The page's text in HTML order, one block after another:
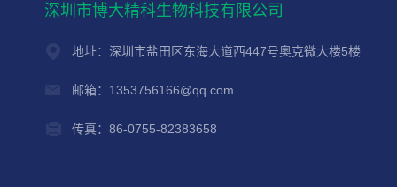
深圳市博大精科生物科技有限公司
地址：深圳市盐田区东海大道西447号奥克微大楼5楼
邮箱：1353756166@qq.com
传真：86-0755-82383658